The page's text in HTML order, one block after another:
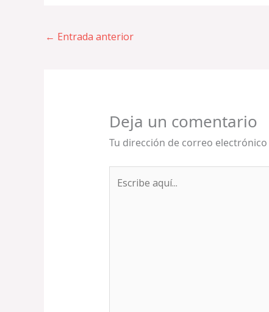
← Entrada anterior
Deja un comentario
Tu dirección de correo